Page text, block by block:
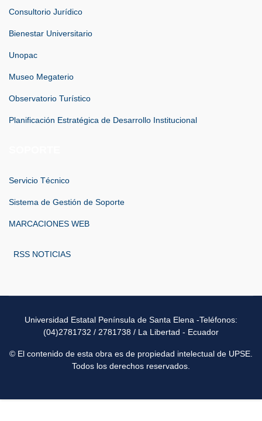
Consultorio Jurídico
Bienestar Universitario
Unopac
Museo Megaterio
Observatorio Turístico
Planificación Estratégica de Desarrollo Institucional
Servicio Técnico
Sistema de Gestión de Soporte
MARCACIONES WEB
RSS NOTICIAS
Universidad Estatal Península de Santa Elena -Teléfonos:
(04)2781732 / 2781738 / La Libertad - Ecuador
© El contenido de esta obra es de propiedad intelectual de UPSE.
Todos los derechos reservados.